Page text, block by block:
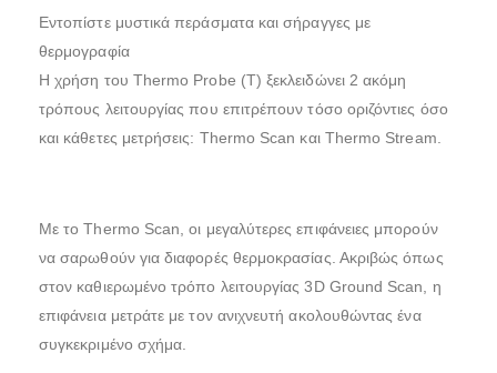
Εντοπίστε μυστικά περάσματα και σήραγγες με
θερμογραφία
Η χρήση του Thermo Probe (T) ξεκλειδώνει 2 ακόμη
τρόπους λειτουργίας που επιτρέπουν τόσο οριζόντιες όσο
και κάθετες μετρήσεις: Thermo Scan και Thermo Stream.
Με το Thermo Scan, οι μεγαλύτερες επιφάνειες μπορούν
να σαρωθούν για διαφορές θερμοκρασίας. Ακριβώς όπως
στον καθιερωμένο τρόπο λειτουργίας 3D Ground Scan, η
επιφάνεια μετράτε με τον ανιχνευτή ακολουθώντας ένα
συγκεκριμένο σχήμα.